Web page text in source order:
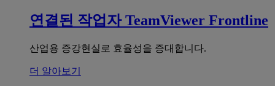
연결된 작업자 TeamViewer Frontline
산업용 증강현실로 효율성을 증대합니다.
더 알아보기